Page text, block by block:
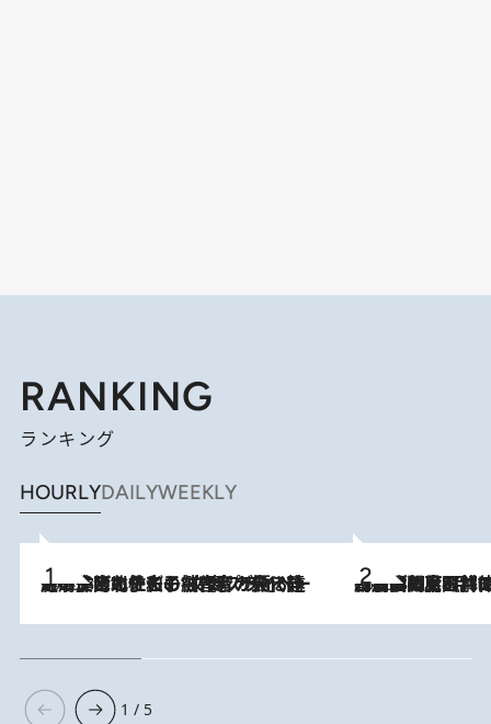
RANKING
ランキング
HOURLYDAILYWEEKLY
2026.8.3
《「文士の子ども被害者の会」発足！》阿川佐和子（72）が語る遠藤周作に北杜夫、劇作家・矢代静一の子どもたちの“文豪プライベート事件簿” 2026.8.8
「最後に見られてよかった」上野動物園の東園パンダ舎が解体前に特別公開。8月16日まで延長されたパネル展と共に辿る“半世紀”のパンダ飼育《解体工事の図面あり》
1 / 5